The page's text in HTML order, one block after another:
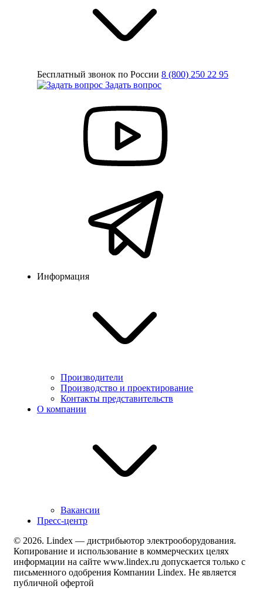
Бесплатный звонок по России 8 (800) 250 22 95
Задать вопрос
Информация
Производители
Производство и проектирование
Контакты представительств
О компании
Вакансии
Пресс-центр
© 2026. Lindex — дистрибьютор электрооборудования.
Копирование и использование в коммерческих целях
информации на сайте www.lindex.ru допускается только с
письменного одобрения Компании Lindex. Не является
публичной офертой